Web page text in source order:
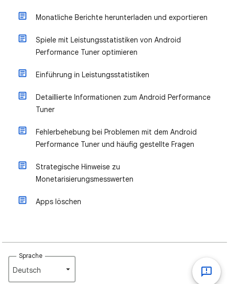
Monatliche Berichte herunterladen und exportieren
Spiele mit Leistungsstatistiken von Android
Performance Tuner optimieren
Einführung in Leistungsstatistiken
Detaillierte Informationen zum Android Performance
Tuner
Fehlerbehebung bei Problemen mit dem Android
Performance Tuner und häufig gestellte Fragen
Strategische Hinweise zu
Monetarisierungsmesswerten
Apps löschen
Sprache
Deutsch‎